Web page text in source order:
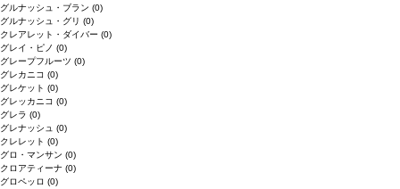
グルナッシュ・ブラン (0)
グルナッシュ・グリ (0)
クレアレット・ダイバー (0)
グレイ・ピノ (0)
グレープフルーツ (0)
グレカニコ (0)
グレケット (0)
グレッカニコ (0)
グレラ (0)
グレナッシュ (0)
クレレット (0)
グロ・マンサン (0)
クロアティーナ (0)
グロペッロ (0)